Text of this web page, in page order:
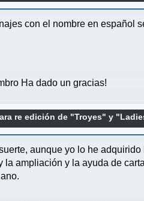
con el nombre en español
Ha dado un gracias!
re edición de "Troyes" y
aunque yo lo he
ampliación y la ayuda de